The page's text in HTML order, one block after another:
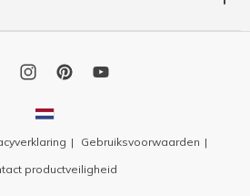
Gebruiksvoorwaarden
productveiligheid